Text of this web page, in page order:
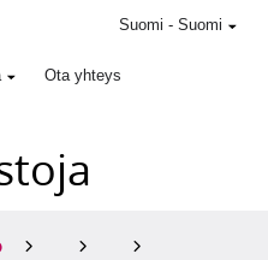
Ota yhteys
Suomi - Suomi